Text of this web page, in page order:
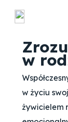
w
w życiu
żywicielem